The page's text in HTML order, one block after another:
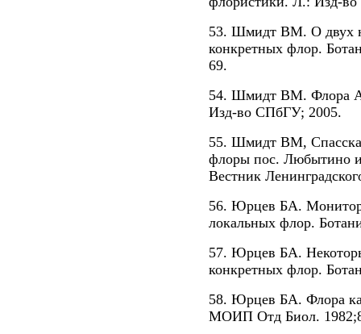
53. Шмидт ВМ. О двух
конкретных флор.
69.
54. Шмидт ВМ. Флора
Изд-во СПбГУ; 2005.
55. Шмидт ВМ,
флоры пос. Любытино и
Вестник
56. Юрцев БА.
локальных флор.
57. Юрцев БА.
конкретных флор.
58. Юрцев БА. Флора
МОИП Отд Биол.